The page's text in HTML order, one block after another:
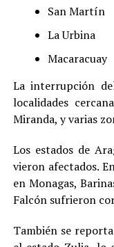
San Martín
La Urbina
Macaracuay
La interrupción
localidades
Miranda, y varias
Los estados de
vieron afectados.
en Monagas,
Falcón sufrieron
También se